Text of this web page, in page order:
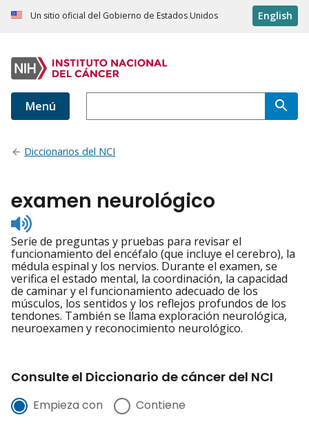
Un sitio oficial del Gobierno de Estados Unidos English
Menú
Diccionarios del NCI
examen neurológico
Listen
to
pronunciation
Serie de preguntas y pruebas para revisar el
funcionamiento del encéfalo (que incluye el cerebro), la
médula espinal y los nervios. Durante el examen, se
verifica el estado mental, la coordinación, la capacidad
de caminar y el funcionamiento adecuado de los
músculos, los sentidos y los reflejos profundos de los
tendones. También se llama exploración neurológica,
neuroexamen y reconocimiento neurológico.
Consulte el Diccionario de cáncer del NCI
Empieza con Contiene